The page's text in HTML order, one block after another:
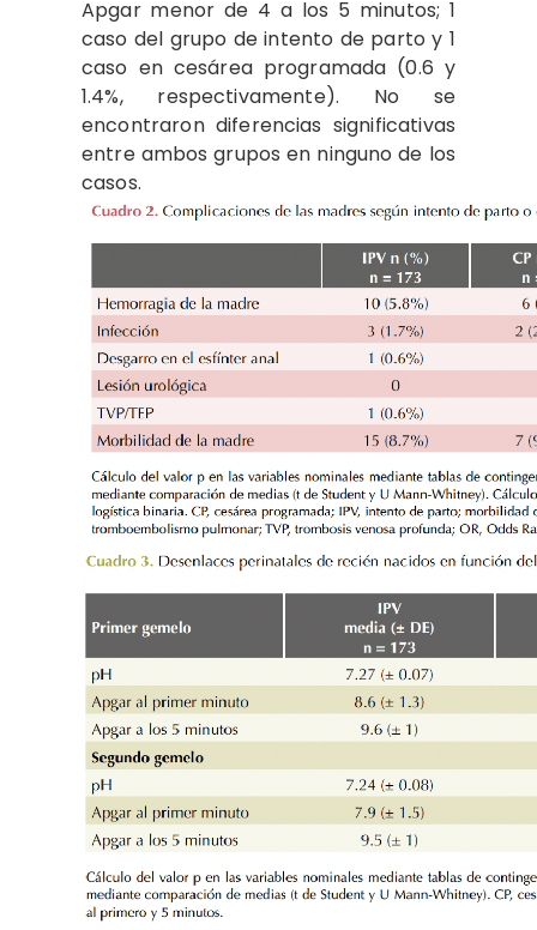
Apgar menor de 4 a los 5 minutos; 1
caso del grupo de intento de parto y 1
caso en cesárea programada (0.6 y
1.4%, respectivamente). No se
encontraron diferencias significativas
entre ambos grupos en ninguno de los
casos.